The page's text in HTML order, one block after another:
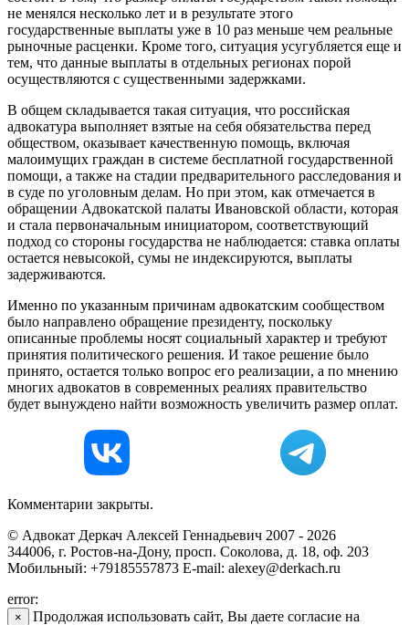
не менялся несколько лет и в результате этого
государственные выплаты уже в 10 раз меньше чем реальные
рыночные расценки. Кроме того, ситуация усугубляется еще и
тем, что данные выплаты в отдельных регионах порой
осуществляются с существенными задержками.
В общем складывается такая ситуация, что российская
адвокатура выполняет взятые на себя обязательства перед
обществом, оказывает качественную помощь, включая
малоимущих граждан в системе бесплатной государственной
помощи, а также на стадии предварительного расследования и
в суде по уголовным делам. Но при этом, как отмечается в
обращении Адвокатской палаты Ивановской области, которая
и стала первоначальным инициатором, соответствующий
подход со стороны государства не наблюдается: ставка оплаты
остается невысокой, сумы не индексируются, выплаты
задерживаются.
Именно по указанным причинам адвокатским сообществом
было направлено обращение президенту, поскольку
описанные проблемы носят социальный характер и требуют
принятия политического решения. И такое решение было
принято, остается только вопрос его реализации, а по мнению
многих адвокатов в современных реалиях правительство
будет вынуждено найти возможность увеличить размер оплат.
Комментарии закрыты.
© Адвокат Деркач Алексей Геннадьевич 2007 - 2026
344006, г. Ростов-на-Дону, просп. Соколова, д. 18, оф. 203
Мобильный: +79185557873 E-mail: alexey@derkach.ru
error:
×
Продолжая использовать сайт, Вы даете согласие на